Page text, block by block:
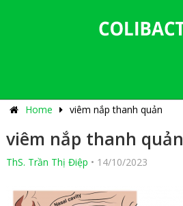
Home viêm nắp thanh quản
viêm nắp thanh quản
ThS. Trần Thị Điệp • 14/10/2023